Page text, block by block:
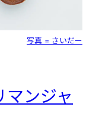
写真 = さいだー
ンジャ